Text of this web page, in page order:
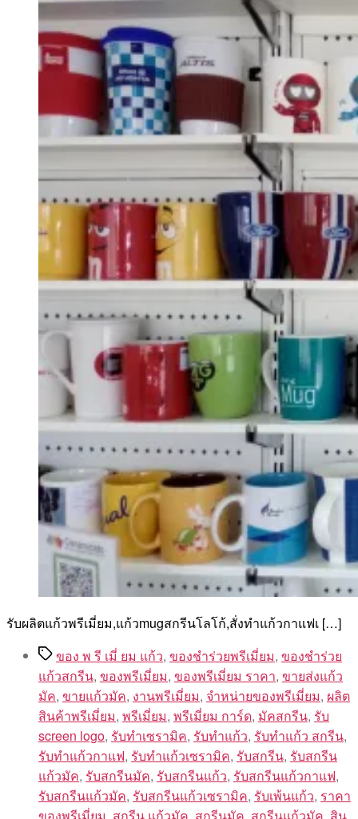
รับผลิตแก้วพรีเมี่ยม,แก้วmugสกรีนโลโก้,สั่งทําแก้วกาแฟเ […]
Tagsของ พ รี เมี่ ยม แก้ว, ของชำร่วยพรีเมี่ยม, ของชําร่วย
แก้วสกรีน, ของพรีเมี่ยม, ของพรีเมี่ยม ราคา, ขายส่งแก้ว
มัค, ขายแก้วมัค, งานพรีเมี่ยม, จำหน่ายของพรีเมี่ยม, ผลิต
สินค้าพรีเมี่ยม, พรีเมี่ยม, พรีเมี่ยม การ์ด, มัคสกรีน, รับ
screen logo, รับทำเซรามิค, รับทำแก้ว, รับทำแก้ว สกรีน,
รับทำแก้วกาแฟ, รับทำแก้วเซรามิค, รับสกรีน, รับสกรีน
แก้วมัค, รับสกรีนมัค, รับสกรีนแก้ว, รับสกรีนแก้วกาแฟ,
รับสกรีนแก้วมัค, รับสกรีนแก้วเซรามิค, รับเพ้นแก้ว, ราคา